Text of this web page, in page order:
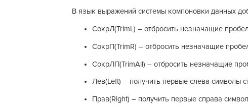
В язык выражений системы компоновки данных
СокрЛ(TrimL) – отбросить незначащие
СокрП(TrimR) – отбросить незначащие
СокрЛП(TrimAll) – отбросить незначащие
Лев(Left) – получить первые слева символы
Прав(Right) – получить первые справа